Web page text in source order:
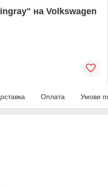
на Volkswagen
Оплата Умови